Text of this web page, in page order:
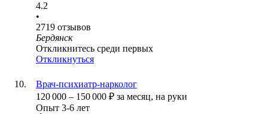
4.2
•
2719 отзывов
Бердянск
Откликнитесь среди первых
Откликнуться
Врач-психиатр-нарколог
120 000 – 150 000 ₽ за месяц, на руки
Опыт 3-6 лет